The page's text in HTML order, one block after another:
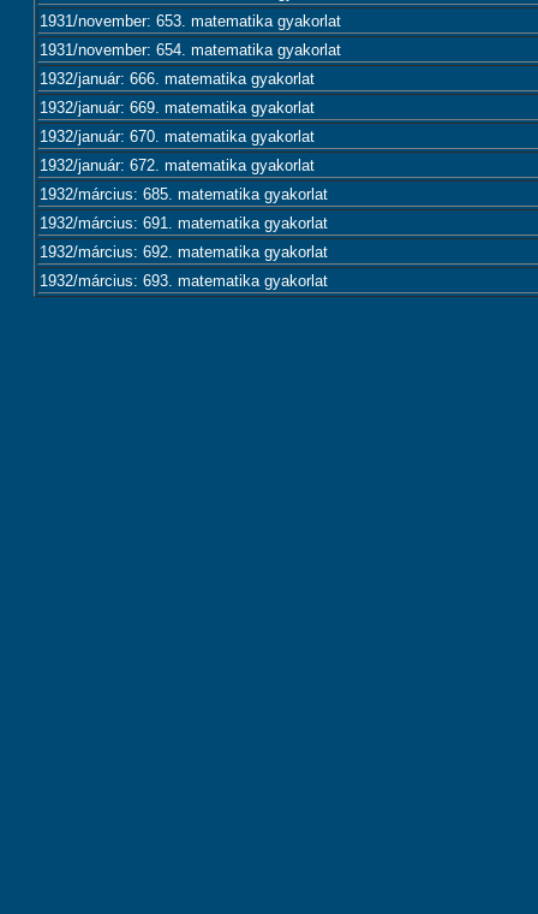
1931/november: 653. matematika gyakorlat
1931/november: 654. matematika gyakorlat
1932/január: 666. matematika gyakorlat
1932/január: 669. matematika gyakorlat
1932/január: 670. matematika gyakorlat
1932/január: 672. matematika gyakorlat
1932/március: 685. matematika gyakorlat
1932/március: 691. matematika gyakorlat
1932/március: 692. matematika gyakorlat
1932/március: 693. matematika gyakorlat